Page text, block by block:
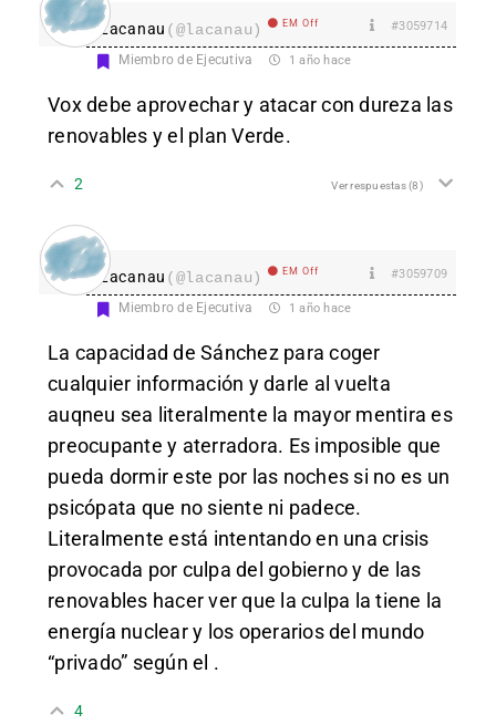
Lacanau (@lacanau) EM Off #3059714
Miembro de Ejecutiva 1 año hace
Vox debe aprovechar y atacar con dureza las
renovables y el plan Verde.
2 Ver respuestas(8)
Lacanau (@lacanau) EM Off #3059709
Miembro de Ejecutiva 1 año hace
La capacidad de Sánchez para coger
cualquier información y darle al vuelta
auqneu sea literalmente la mayor mentira es
preocupante y aterradora. Es imposible que
pueda dormir este por las noches si no es un
psicópata que no siente ni padece.
Literalmente está intentando en una crisis
provocada por culpa del gobierno y de las
renovables hacer ver que la culpa la tiene la
energía nuclear y los operarios del mundo
“privado” según el .
4